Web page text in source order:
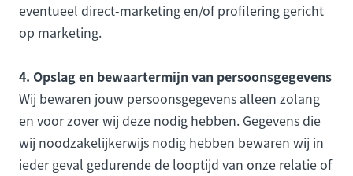
eventueel direct-marketing en/of profilering gericht
op marketing.
4. Opslag en bewaartermijn van persoonsgegevens
Wij bewaren jouw persoonsgegevens alleen zolang
en voor zover wij deze nodig hebben. Gegevens die
wij noodzakelijkerwijs nodig hebben bewaren wij in
ieder geval gedurende de looptijd van onze relatie of